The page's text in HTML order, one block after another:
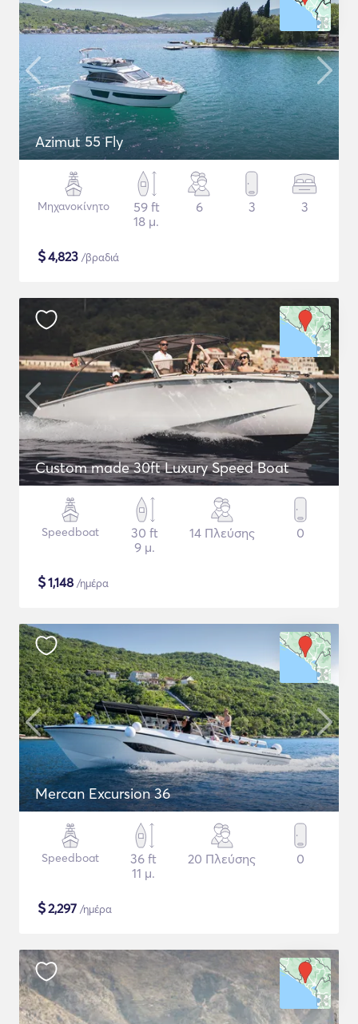
Azimut 55 Fly
Μηχανοκίνητο
59 ft
18 μ.
6 3 3
$4,823 /βραδιά
Custom made 30ft Luxury Speed Boat
Speedboat
30 ft
9 μ.
14 Πλεύσης 0
$1,148 /ημέρα
Mercan Excursion 36
Speedboat
36 ft
11 μ.
20 Πλεύσης 0
$2,297 /ημέρα